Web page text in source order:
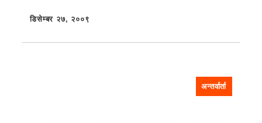
प्रकाशित
डिसेम्बर २७, २००९
अन्तर्वार्ता